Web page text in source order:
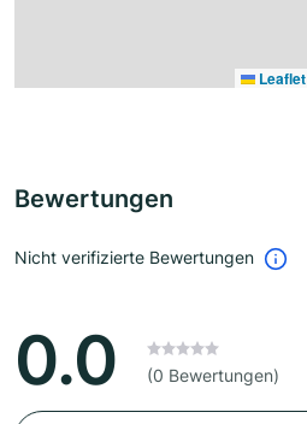
Leaflet
Bewertungen
Nicht verifizierte Bewertungen
0.0 (0 Bewertungen)